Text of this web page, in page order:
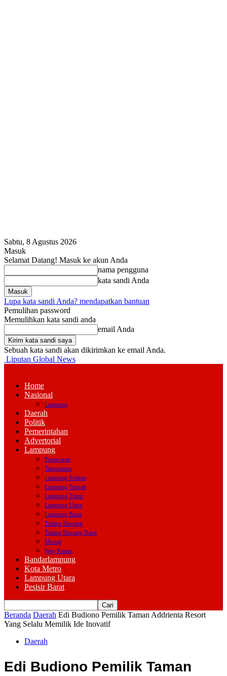
Sabtu, 8 Agustus 2026
Masuk
Selamat Datang! Masuk ke akun Anda
nama pengguna
kata sandi Anda
Lupa kata sandi Anda? mendapatkan bantuan
Pemulihan password
Memulihkan kata sandi anda
email Anda
Sebuah kata sandi akan dikirimkan ke email Anda.
Liputan Global News
Home
Nasional
Lampung
Daerah
Politik
Pemerintahan
Advertorial
Lampung
Pesawaran
Tanggamus
Lampung Selatan
Lampung Tengah
Lampung Timur
Lampung Utara
Lampung Barat
Tulang Bawang
Tulang Bawang Barat
Mesuji
Way Kanan
Bandarlampung
Kota Metro
Lampung Utara
Pesisir Barat
Beranda Daerah Edi Budiono Pemilik Taman Addrienta Resort
Yang Selalu Memilik Ide Inovatif
Daerah
Edi Budiono Pemilik Taman